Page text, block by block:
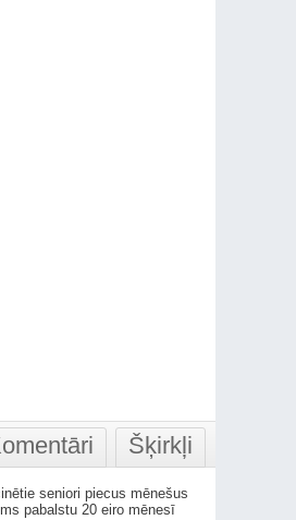
Šķirkļi
seniori piecus mēnešus
pabalstu 20 eiro mēnesī